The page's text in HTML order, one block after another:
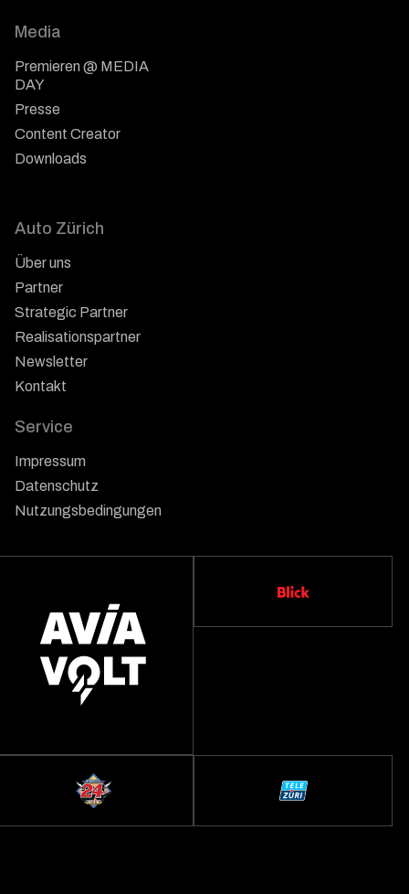
Media
Premieren @ MEDIA
DAY
Presse
Content Creator
Downloads
Auto Zürich
Über uns
Partner
Strategic Partner
Realisationspartner
Newsletter
Kontakt
Service
Impressum
Datenschutz
Nutzungsbedingungen